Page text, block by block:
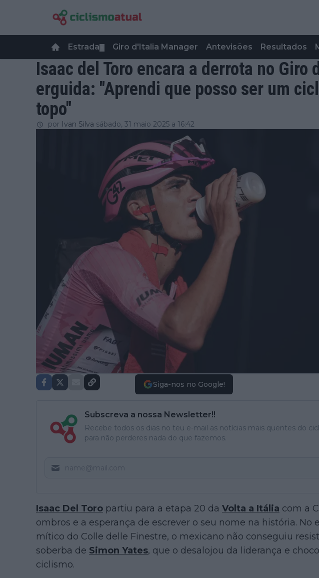
Estrada Giro d'Italia Manager Antevisões Resultados
Isaac del Toro encara a derrota no Giro
erguida: "Aprendi que posso ser um
topo"
por Ivan Silva sábado, 31 maio 2025 a 16:42
Siga-nos no Google!
Subscreva a nossa Newsletter!!
Recebe todos os dias no teu e-mail as notícias mais quentes do
para não perderes nada do que fazemos.
Isaac Del Toro partiu para a etapa 20 da Volta a Itália com a
ombros e a esperança de escrever o seu nome na história. No
mítico do Colle delle Finestre, o mexicano não conseguiu
soberba de Simon Yates, que o desalojou da liderança e
ciclismo.